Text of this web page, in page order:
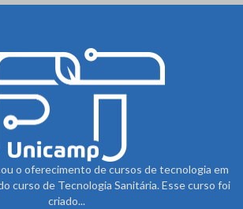
o oferecimento de cursos de tecnologia em
curso de Tecnologia Sanitária. Esse curso foi
criado...